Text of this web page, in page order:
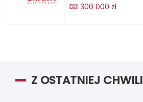
300 000 zł
Z OSTATNIEJ CHWILI